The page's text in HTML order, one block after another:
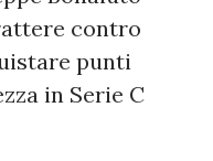
contro
punti
in Serie C